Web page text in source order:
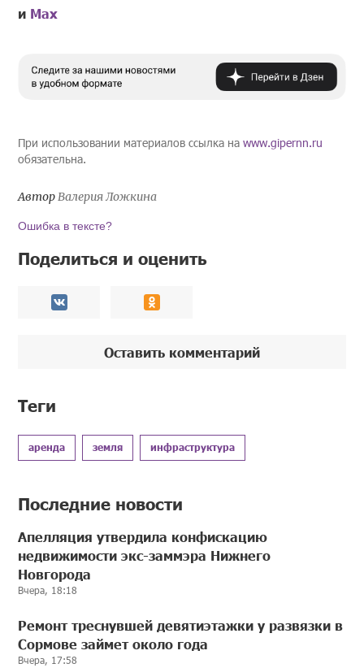
и Mах
При использовании материалов ссылка наwww.gipernn.ru
обязательна.
АвторВалерия Ложкина
Ошибка в тексте?
Поделиться и оценить
Оставить комментарий
Теги
аренда земля инфраструктура
Последние новости
Апелляция утвердила конфискацию
недвижимости экс-заммэра Нижнего
Новгорода
Вчера, 18:18
Ремонт треснувшей девятиэтажки у развязки в
Сормове займет около года
Вчера, 17:58